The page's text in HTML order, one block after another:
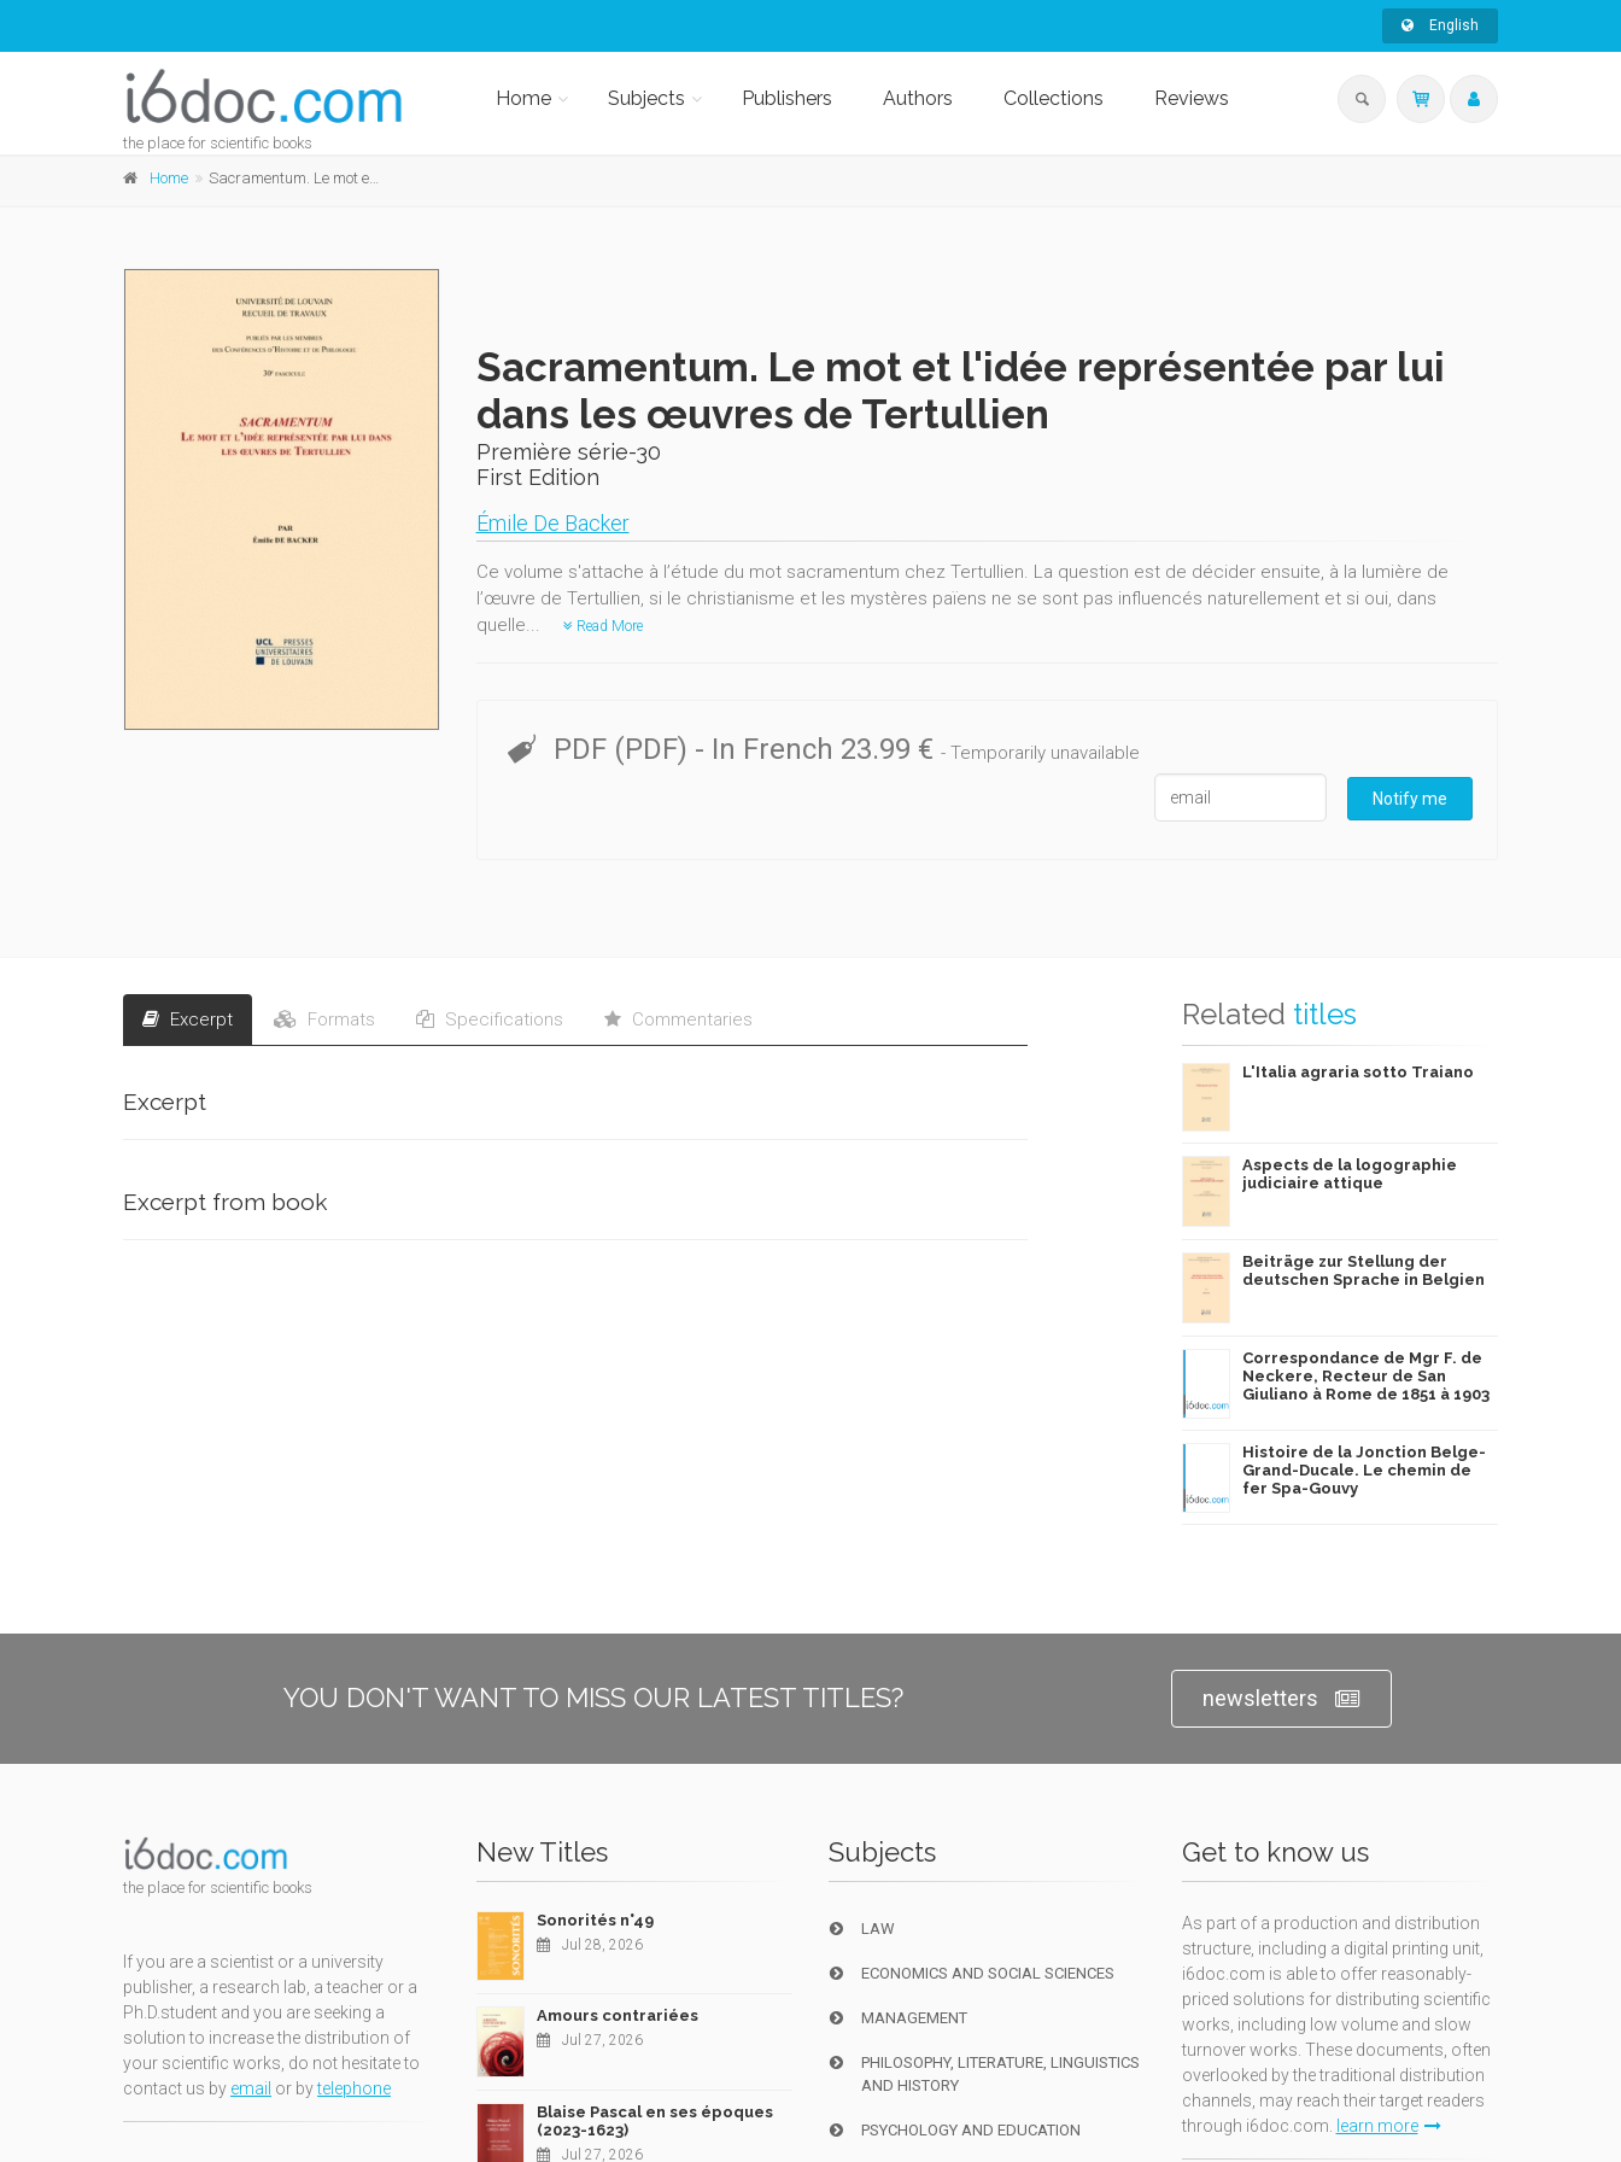
English
the place for scientific books
Home Subjects Publishers Authors Collections Reviews
Home Sacramentum. Le mot et l'idée représentée par lui dans les œuvres de Tertullien
Sacramentum. Le mot et l'idée représentée par lui
dans les œuvres de Tertullien
Première série-30
First Edition
Émile De Backer
Ce volume s'attache à l’étude du mot sacramentum chez Tertullien. La question est de décider ensuite, à la lumière de
l’œuvre de Tertullien, si le christianisme et les mystères païens ne se sont pas influencés naturellement et si oui, dans
quelle...
Read More
PDF (PDF) - In French 23.99 € - Temporarily unavailable
Notify me
Excerpt Formats Specifications Commentaries
Excerpt
Excerpt from book
Related titles
L'Italia agraria sotto Traiano
Aspects de la logographie
judiciaire attique
Beiträge zur Stellung der
deutschen Sprache in Belgien
Correspondance de Mgr F. de
Neckere, Recteur de San
Giuliano à Rome de 1851 à 1903
Histoire de la Jonction Belge-
Grand-Ducale. Le chemin de
fer Spa-Gouvy
YOU DON'T WANT TO MISS OUR LATEST TITLES? newsletters
the place for scientific books
If you are a scientist or a university
publisher, a research lab, a teacher or a
Ph.D.student and you are seeking a
solution to increase the distribution of
your scientific works, do not hesitate to
contact us by email or bytelephone
New Titles
Sonorités n°49
Jul 28, 2026
Amours contrariées
Jul 27, 2026
Blaise Pascal en ses époques
(2023-1623)
Jul 27, 2026
Subjects
LAW
ECONOMICS AND SOCIAL SCIENCES
MANAGEMENT
PHILOSOPHY, LITERATURE, LINGUISTICS
AND HISTORY
PSYCHOLOGY AND EDUCATION
Get to know us
As part of a production and distribution
structure, including a digital printing unit,
i6doc.com is able to offer reasonably-
priced solutions for distributing scientific
works, including low volume and slow
turnover works. These documents, often
overlooked by the traditional distribution
channels, may reach their target readers
through i6doc.com. learn more